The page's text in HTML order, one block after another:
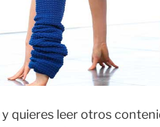
quieres leer otros